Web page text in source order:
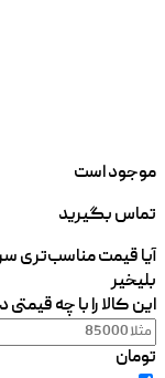
موجود است
تماس بگیرید
آیا قیمت مناسب‌تری
بلیخیر
این کالا را با چه قیمتی
تومان